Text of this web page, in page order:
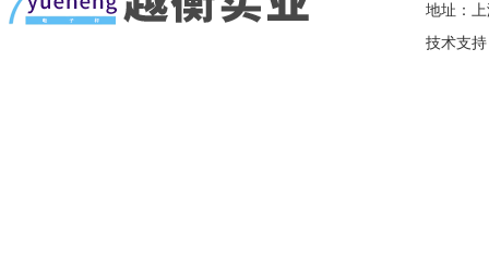
地址：
技术支